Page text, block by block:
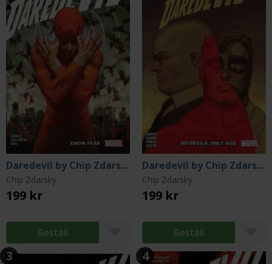
Daredevil by Chip Zdarsky Vol 1: Know Fear
Chip Zdarsky
199 kr
Beställ
Daredevil by Chip Zdarsky Vol 2: No Devils Only God
Chip Zdarsky
199 kr
Beställ
3 4